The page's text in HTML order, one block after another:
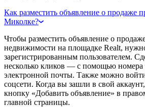
Как разместить объявление о продаже
Миколке?
Чтобы разместить объявление о
недвижимости на площадке Realt,
зарегистрированным пользователем.
несколько кликов — с помощью номера
электронной почты. Также можно
соцсети. Когда вы зашли в свой
кнопку «Добавить объявление» в
главной страницы.